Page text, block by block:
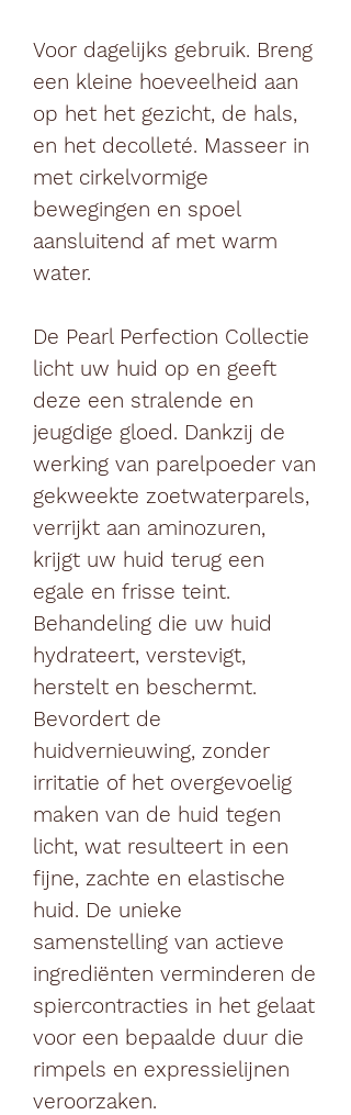
Voor dagelijks gebruik. Breng
een kleine hoeveelheid aan
op het het gezicht, de hals,
en het decolleté. Masseer in
met cirkelvormige
bewegingen en spoel
aansluitend af met warm
water.
De Pearl Perfection Collectie
licht uw huid op en geeft
deze een stralende en
jeugdige gloed. Dankzij de
werking van parelpoeder van
gekweekte zoetwaterparels,
verrijkt aan aminozuren,
krijgt uw huid terug een
egale en frisse teint.
Behandeling die uw huid
hydrateert, verstevigt,
herstelt en beschermt.
Bevordert de
huidvernieuwing, zonder
irritatie of het overgevoelig
maken van de huid tegen
licht, wat resulteert in een
fijne, zachte en elastische
huid. De unieke
samenstelling van actieve
ingrediënten verminderen de
spiercontracties in het gelaat
voor een bepaalde duur die
rimpels en expressielijnen
veroorzaken.